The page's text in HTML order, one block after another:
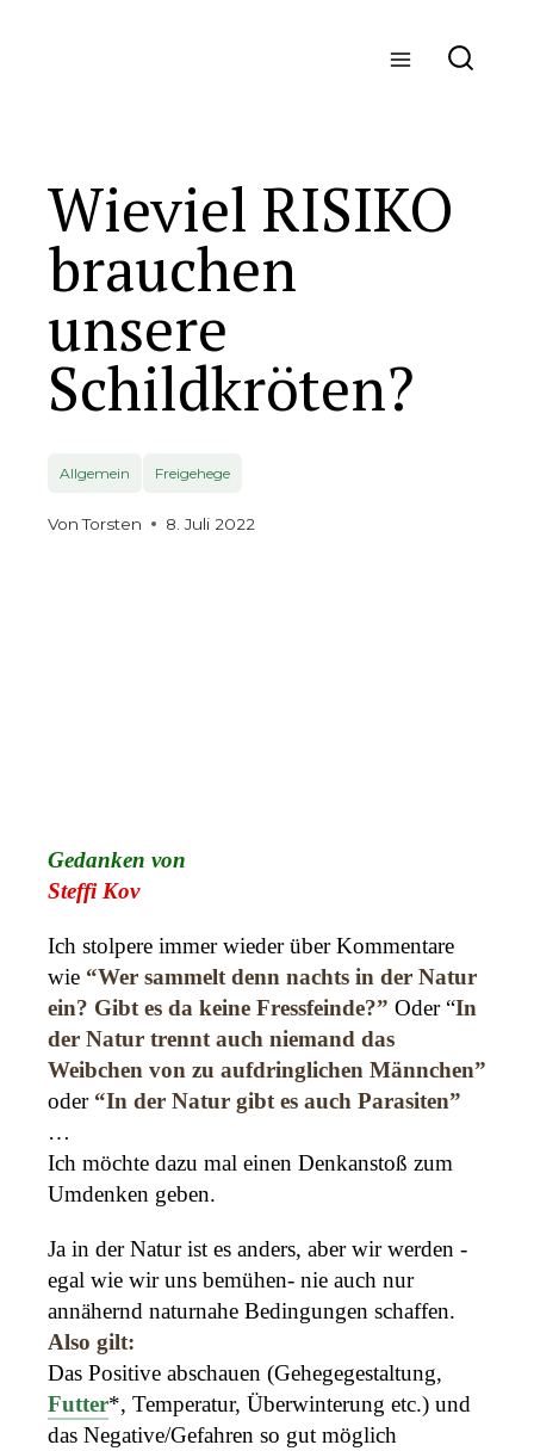
Wieviel RISIKO
brauchen
unsere
Schildkröten?
Allgemein Freigehege
Von Torsten 8. Juli 2022
Gedanken von
Steffi Kov
Ich stolpere immer wieder über Kommentare
wie “Wer sammelt denn nachts in der Natur
ein? Gibt es da keine Fressfeinde?” Oder “In
der Natur trennt auch niemand das
Weibchen von zu aufdringlichen Männchen”
oder “In der Natur gibt es auch Parasiten”
…
Ich möchte dazu mal einen Denkanstoß zum
Umdenken geben.
Ja in der Natur ist es anders, aber wir werden -
egal wie wir uns bemühen- nie auch nur
annähernd naturnahe Bedingungen schaffen.
Also gilt:
Das Positive abschauen (Gehegegestaltung,
Futter*, Temperatur, Überwinterung etc.) und
das Negative/Gefahren so gut möglich